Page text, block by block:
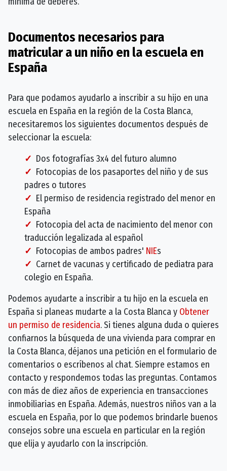
Documentos necesarios para
matricular a un niño en la escuela en
España
Para que podamos ayudarlo a inscribir a su hijo en una
escuela en España en la región de la Costa Blanca,
necesitaremos los siguientes documentos después de
seleccionar la escuela:
Dos fotografías 3x4 del futuro alumno
Fotocopias de los pasaportes del niño y de sus
padres o tutores
El permiso de residencia registrado del menor en
España
Fotocopia del acta de nacimiento del menor con
traducción legalizada al español
Fotocopias de ambos padres' NIEs
Carnet de vacunas y certificado de pediatra para
colegio en España.
Podemos ayudarte a inscribir a tu hijo en la escuela en
España si planeas mudarte a la Costa Blanca y Obtener
un permiso de residencia. Si tienes alguna duda o quieres
confiarnos la búsqueda de una vivienda para comprar en
la Costa Blanca, déjanos una petición en el formulario de
comentarios o escríbenos al chat. Siempre estamos en
contacto y respondemos todas las preguntas. Contamos
con más de diez años de experiencia en transacciones
inmobiliarias en España. Además, nuestros niños van a la
escuela en España, por lo que podemos brindarle buenos
consejos sobre una escuela en particular en la región
que elija y ayudarlo con la inscripción.